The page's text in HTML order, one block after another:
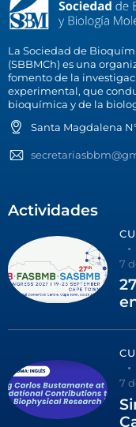
La Sociedad de
(SBBMCh) es una
fomento de la
experimental, que
bioquímica y de la
Santa Magdalena
Actividades
7
7